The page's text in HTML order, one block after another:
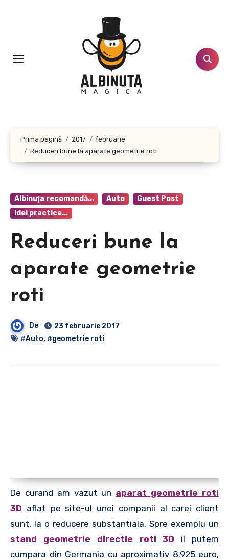
Prima pagină 2017
februarie
Reduceri bune la aparate geometrie roti
Albinuţa recomandă... Auto
Guest Post
Idei practice...
Reduceri bune la
aparate geometrie
roti
De
23 februarie 2017
#Auto, #geometrie roti
De curand am vazut un aparat geometrie roti
3D aflat pe site-ul unei companii al carei client
sunt, la o reducere substantiala. Spre exemplu un
stand geometrie directie roti 3D il putem
cumpara din Germania cu aproximativ 8.925 euro,